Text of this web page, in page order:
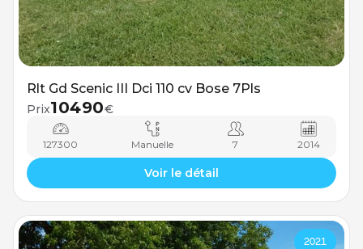
Rlt Gd Scenic III Dci 110 cv Bose 7Pls
Prix10490€
127300 Manuelle 7 2014
Voir le détail
2021